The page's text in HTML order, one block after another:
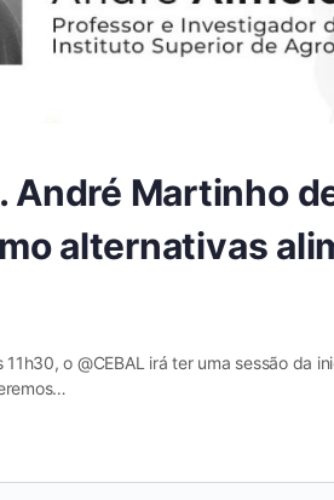
André Martinho
alternativas
o @CEBAL irá ter uma sessão da